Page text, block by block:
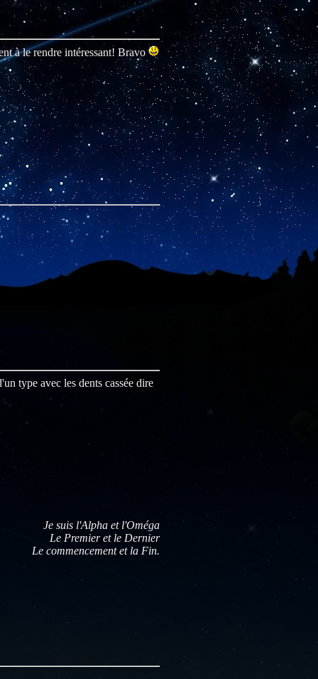
à le rendre intéressant! Bravo
type avec les dents cassée dire
Je suis l'Alpha et l'Oméga
Le Premier et le Dernier
Le commencement et la Fin.